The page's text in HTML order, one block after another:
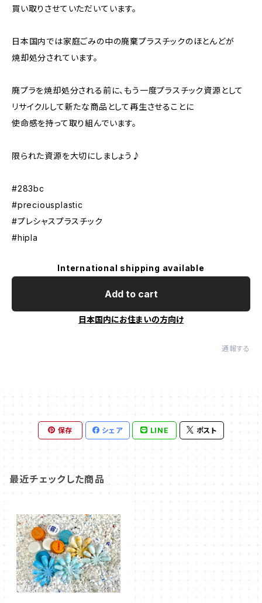
買い取りさせていただいています。
日本国内では家庭ごみの中の廃棄プラスチックのほとんどが
焼却処分されています。
廃プラを焼却処分される前に、もう一度プラスチック資源として
リサイクルして新たな商品として再生させることに
使命感を持って取り組んでいます。
限られた資源を大切にしましょう♪
#283bc
#preciousplastic
#プレシャスプラスチック
#hipla
International shipping available
Add to cart
日本国内にお住まいの方向け
通報する
保存 シェア LINE ポスト
最近チェックした商品